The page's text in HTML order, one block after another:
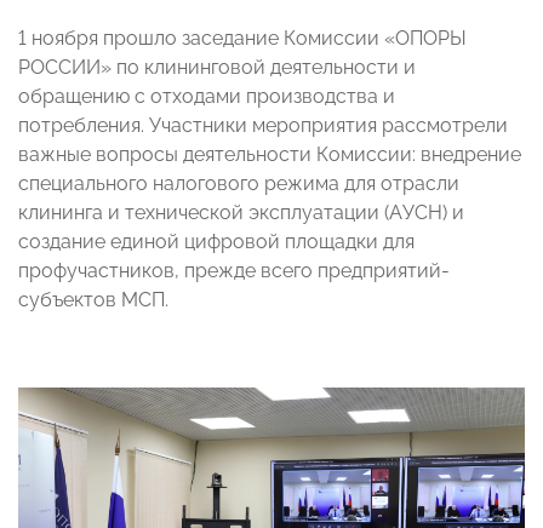
1 ноября прошло заседание Комиссии «ОПОРЫ
РОССИИ» по клининговой деятельности и
обращению с отходами производства и
потребления. Участники мероприятия рассмотрели
важные вопросы деятельности Комиссии: внедрение
специального налогового режима для отрасли
клининга и технической эксплуатации (АУСН) и
создание единой цифровой площадки для
профучастников, прежде всего предприятий-
субъектов МСП.